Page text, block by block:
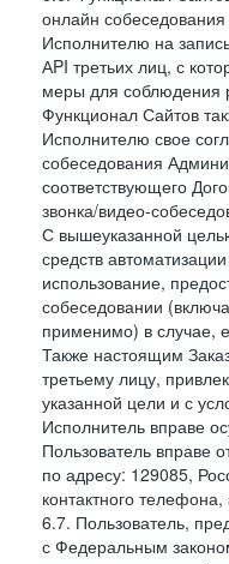
онлайн
Исполнителю на
АPI третьих лиц, с
меры для соблюдения
Функционал Сайтов
Исполнителю свое
собеседования
соответствующего
звонка/видео-
С вышеуказанной
средств
использование,
собеседовании
применимо) в случае,
Также настоящим
третьему лицу,
указанной цели и с
Исполнитель вправе
Пользователь вправе
по адресу: 129085,
контактного
6.7. Пользователь,
с Федеральным